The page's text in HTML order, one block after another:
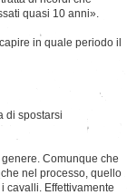
quasi 10 anni».
in quale periodo il
di spostarsi
Comunque che
nel processo, quello
cavalli. Effettivamente